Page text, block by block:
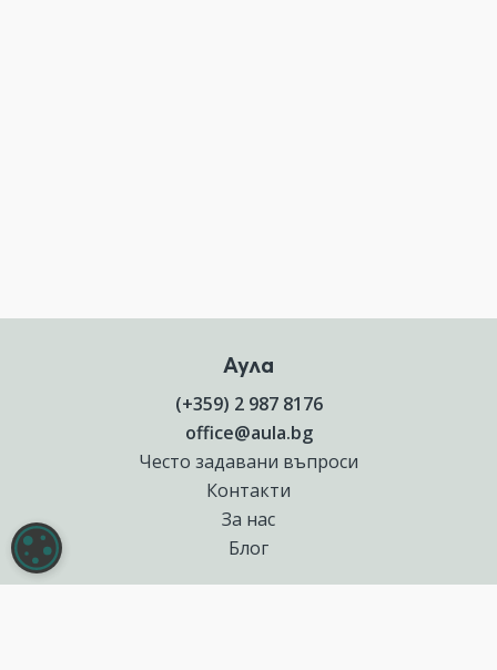
Аула
(+359) 2 987 8176
office@aula.bg
Често задавани въпроси
Контакти
За нас
Блог
НАСТРОЙКИ НА БИСКВИТКИТЕ